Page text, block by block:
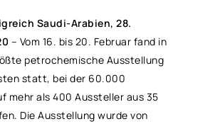
Saudi-Arabien, 28.
– Vom 16. bis 20. Februar fand in
petrochemische Ausstellung
statt, bei der 60.000
mehr als 400 Aussteller aus 35
Die Ausstellung wurde von